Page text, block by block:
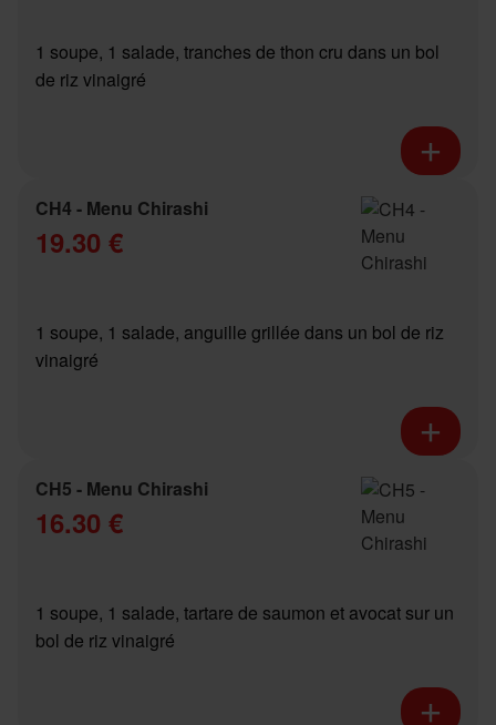
1 soupe, 1 salade, tranches de thon cru dans un bol
de riz vinaigré
CH4 - Menu Chirashi
19.30 €
1 soupe, 1 salade, anguille grillée dans un bol de riz
vinaigré
CH5 - Menu Chirashi
16.30 €
1 soupe, 1 salade, tartare de saumon et avocat sur un
bol de riz vinaigré